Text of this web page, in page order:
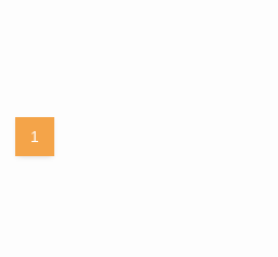
1